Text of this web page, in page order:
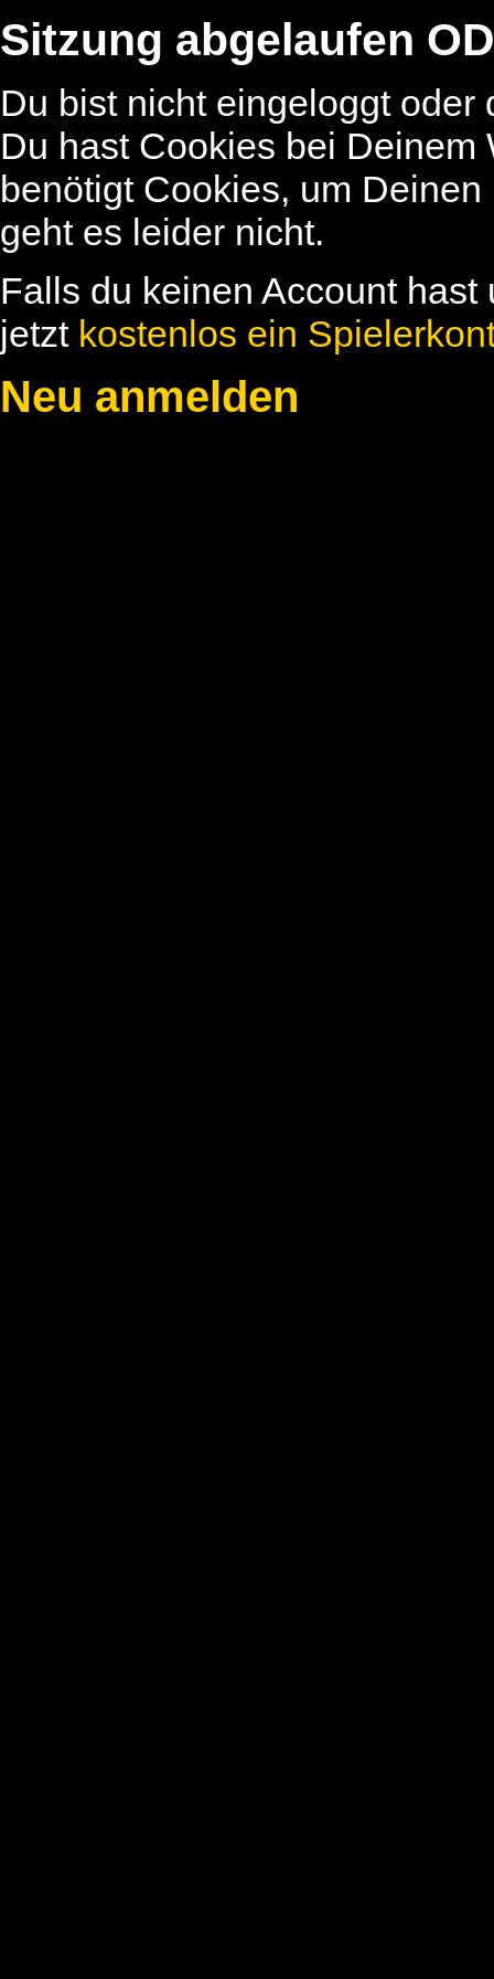
Sitzung abgelaufen
Du bist nicht eingeloggt
Du hast Cookies bei
benötigt Cookies, um
geht es leider nicht.
Falls du keinen Account
jetzt kostenlos ein
Neu anmelden